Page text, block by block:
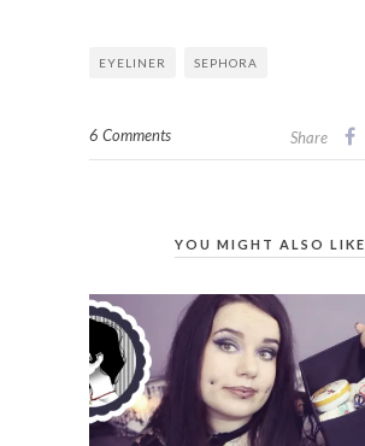
EYELINER SEPHORA
6 Comments Share
YOU MIGHT ALSO LIKE